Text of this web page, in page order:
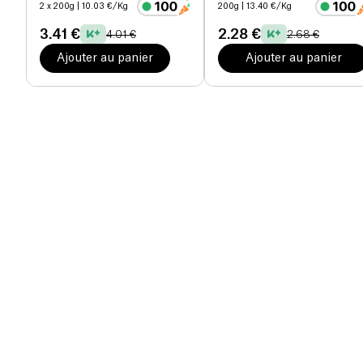
2 x 200g | 10.03 €/Kg
3.41 € 4.01 €
Ajouter au panier
200g | 13.40 €/Kg
2.28 € 2.68 €
Ajouter au panier